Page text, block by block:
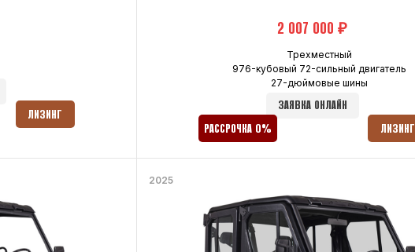
ЛИЗИНГ
₽
Трехместный
976-кубовый 72-сильный двигатель
27-дюймовые шины
ЗАЯВКА ОНЛАЙН
РАССРОЧКА 0% ЛИЗИНГ
2025